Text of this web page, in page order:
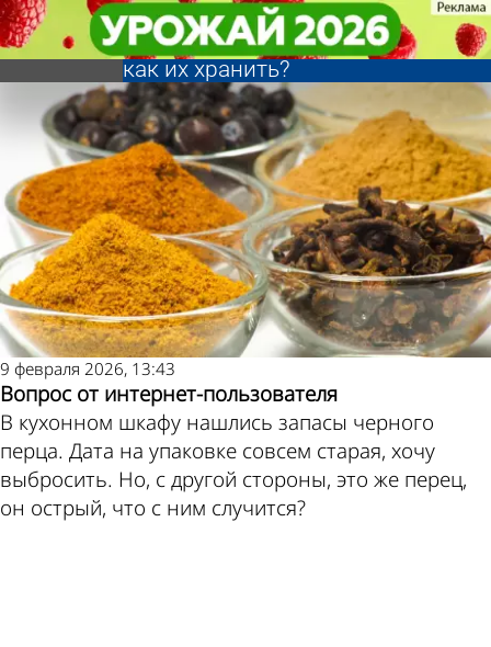
Есть ли у специй
срок годности и
как их хранить?
Ликбез
9 февраля 2026, 13:43
Вопрос от интернет-пользователя
В кухонном шкафу нашлись запасы черного
перца. Дата на упаковке совсем старая, хочу
выбросить. Но, с другой стороны, это же перец,
он острый, что с ним случится?
Есть ли у специй
срок годности и
как их хранить?
Ликбез
Другие
новости по
теме
Погода и
курсы валют в
Пензе